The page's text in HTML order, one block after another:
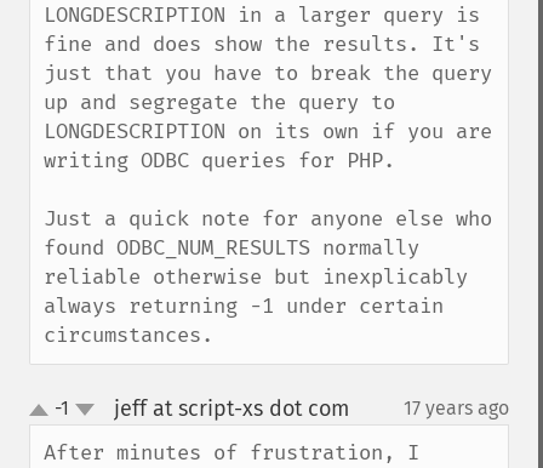
LONGDESCRIPTION in a larger query is
fine and does show the results. It's
just that you have to break the query
up and segregate the query to
LONGDESCRIPTION on its own if you are
writing ODBC queries for PHP.
Just a quick note for anyone else who
found ODBC_NUM_RESULTS normally
reliable otherwise but inexplicably
always returning -1 under certain
circumstances.
up
down
-1 jeff at script-xs dot com 17 years ago
After minutes of frustration, I